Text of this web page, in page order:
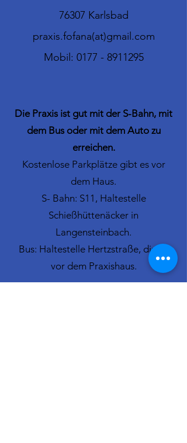
76307 Karlsbad
praxis.fofana(at)gmail.com
Mobil: 0177 - 8911295
Die Praxis ist gut mit der S-Bahn, mit
dem Bus oder mit dem Auto zu
erreichen.
Kostenlose Parkplätze gibt es vor
dem Haus.
S- Bahn: S11, Haltestelle
Schießhüttenäcker in
Langensteinbach.
Bus: Haltestelle Hertzstraße, direkt
vor dem Praxishaus.